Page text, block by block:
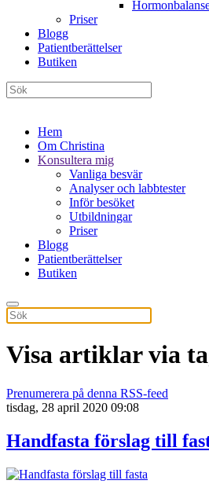
Priser
Blogg
Patientberättelser
Butiken
Hem
Om Christina
Konsultera mig
Vanliga besvär
Analyser och labbtester
Inför besöket
Utbildningar
Priser
Blogg
Patientberättelser
Butiken
Visa artiklar via
Prenumerera på denna RSS-feed
tisdag, 28 april 2020 09:08
Handfasta förslag till